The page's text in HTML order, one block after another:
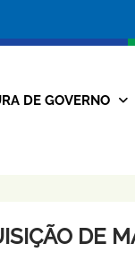
da
DE GOVERNO
DE